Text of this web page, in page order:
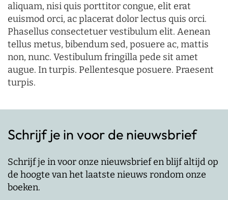
aliquam, nisi quis porttitor congue, elit erat
euismod orci, ac placerat dolor lectus quis orci.
Phasellus consectetuer vestibulum elit. Aenean
tellus metus, bibendum sed, posuere ac, mattis
non, nunc. Vestibulum fringilla pede sit amet
augue. In turpis. Pellentesque posuere. Praesent
turpis.
Schrijf je in voor de nieuwsbrief
Schrijf je in voor onze nieuwsbrief en blijf altijd op
de hoogte van het laatste nieuws rondom onze
boeken.